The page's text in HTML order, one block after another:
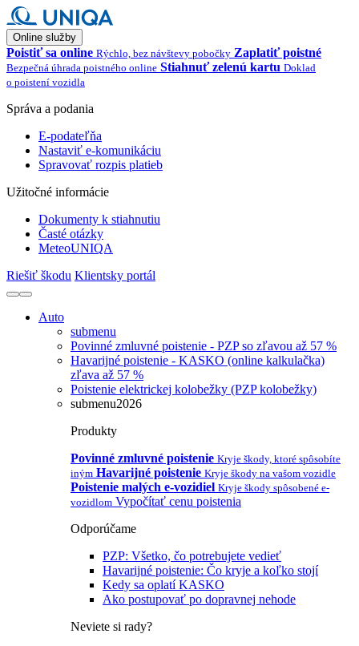
Online služby
Poistiť sa online Rýchlo, bez návštevy pobočky Zaplatiť poistné
Bezpečná úhrada poistného online Stiahnuť zelenú kartu Doklad
o poistení vozidla
Správa a podania
E-podateľňa
Nastaviť e-komunikáciu
Spravovať rozpis platieb
Užitočné informácie
Dokumenty k stiahnutiu
Časté otázky
MeteoUNIQA
Riešiť škodu Klientsky portál
Auto
submenu
Povinné zmluvné poistenie - PZP so zľavou až 57 %
Havarijné poistenie - KASKO (online kalkulačka)
zľava až 57 %
Poistenie elektrickej kolobežky (PZP kolobežky)
submenu2026
Produkty
Povinné zmluvné poistenie Kryje škody, ktoré spôsobíte
iným Havarijné poistenie Kryje škody na vašom vozidle
Poistenie malých e-vozidiel Kryje škody spôsobené e-
vozidlom Vypočítať cenu poistenia
Odporúčame
PZP: Všetko, čo potrebujete vedieť
Havarijné poistenie: Čo kryje a koľko stojí
Kedy sa oplatí KASKO
Ako postupovať po dopravnej nehode
Neviete si rady?